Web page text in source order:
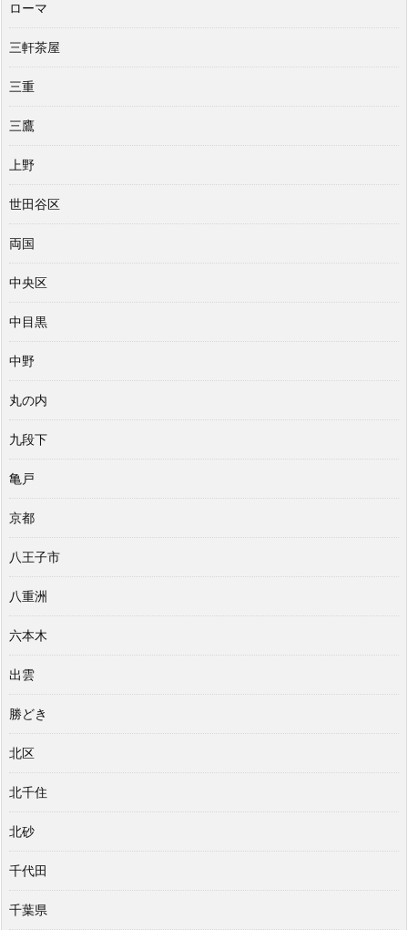
ローマ
三軒茶屋
三重
三鷹
上野
世田谷区
両国
中央区
中目黒
中野
丸の内
九段下
亀戸
京都
八王子市
八重洲
六本木
出雲
勝どき
北区
北千住
北砂
千代田
千葉県